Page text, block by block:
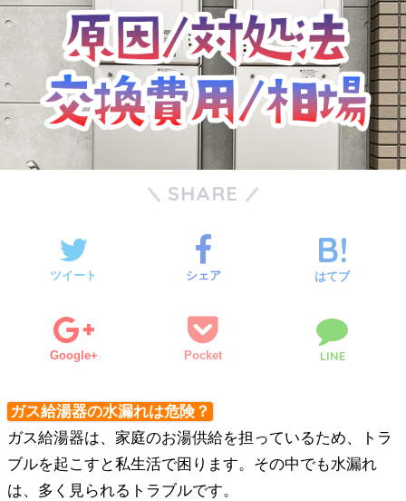
SHARE
ツイート シェア はてブ
Google+ Pocket LINE
ガス給湯器の水漏れは危険？
ガス給湯器は、家庭のお湯供給を担っているため、トラ
ブルを起こすと私生活で困ります。その中でも水漏れ
は、多く見られるトラブルです。